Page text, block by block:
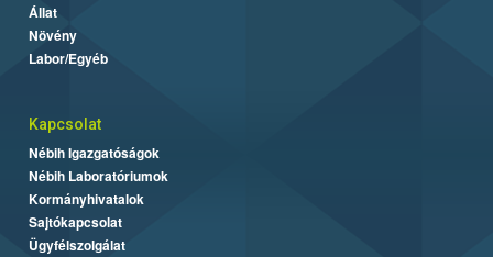
Állat
Növény
Labor/Egyéb
Kapcsolat
Nébih Igazgatóságok
Nébih Laboratóriumok
Kormányhivatalok
Sajtókapcsolat
Ügyfélszolgálat